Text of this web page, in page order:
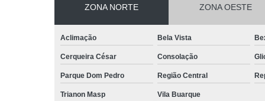
ZONA NORTE ZONA OESTE
Aclimação Bela Vista
Cerqueira César Consolação
Parque Dom Pedro Região Central
Trianon Masp Vila Buarque